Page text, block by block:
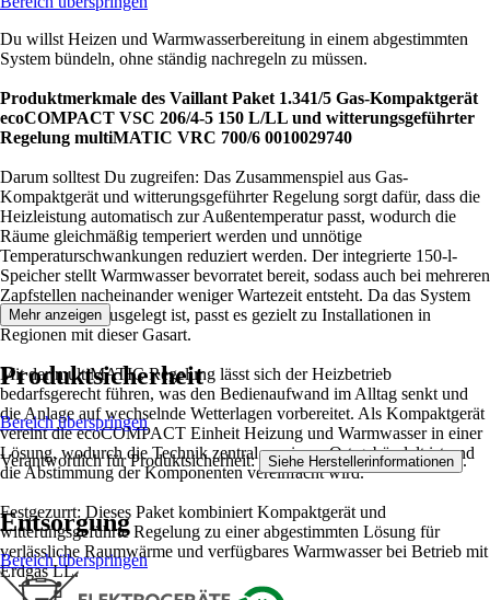
Du willst Heizen und Warmwasserbereitung in einem abgestimmten
System bündeln, ohne ständig nachregeln zu müssen.
Produktmerkmale des Vaillant Paket 1.341/5 Gas-Kompaktgerät
ecoCOMPACT VSC 206/4-5 150 L/LL und witterungsgeführter
Regelung multiMATIC VRC 700/6 0010029740
Darum solltest Du zugreifen: Das Zusammenspiel aus Gas-
Kompaktgerät und witterungsgeführter Regelung sorgt dafür, dass die
Heizleistung automatisch zur Außentemperatur passt, wodurch die
Räume gleichmäßig temperiert werden und unnötige
Temperaturschwankungen reduziert werden. Der integrierte 150-l-
Speicher stellt Warmwasser bevorratet bereit, sodass auch bei mehreren
Zapfstellen nacheinander weniger Wartezeit entsteht. Da das System
für Erdgas LL ausgelegt ist, passt es gezielt zu Installationen in
Regionen mit dieser Gasart.
Mit der multiMATIC Regelung lässt sich der Heizbetrieb
bedarfsgerecht führen, was den Bedienaufwand im Alltag senkt und
die Anlage auf wechselnde Wetterlagen vorbereitet. Als Kompaktgerät
vereint die ecoCOMPACT Einheit Heizung und Warmwasser in einer
Lösung, wodurch die Technik zentral an einem Ort gebündelt ist und
die Abstimmung der Komponenten vereinfacht wird.
Festgezurrt: Dieses Paket kombiniert Kompaktgerät und
witterungsgeführte Regelung zu einer abgestimmten Lösung für
verlässliche Raumwärme und verfügbares Warmwasser bei Betrieb mit
Erdgas LL.
Mehr anzeigen
Produktsicherheit
Bereich überspringen
Verantwortlich für Produktsicherheit: Siehe Herstellerinformationen .
Entsorgung
Bereich überspringen